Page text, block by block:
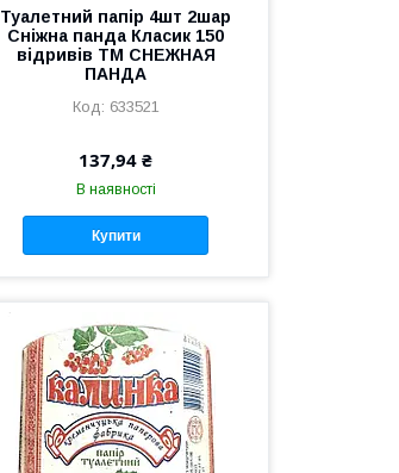
Туалетний папір 4шт 2шар
Сніжна панда Класик 150
відривів ТМ СНЕЖНАЯ
ПАНДА
633521
137,94 ₴
В наявності
Купити